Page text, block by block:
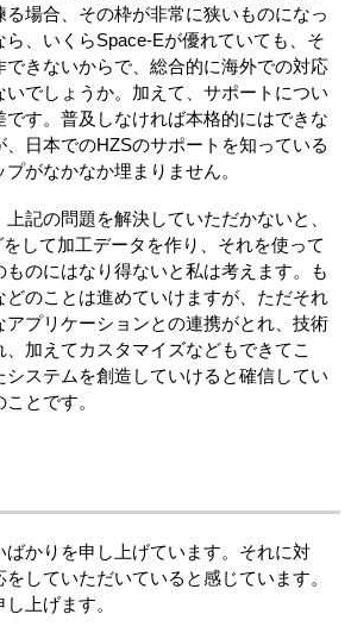
る場合、その枠が非常に狭いものになっ
、いくらSpace-Eが優れていても、そ
きないからで、総合的に海外での対応
いでしょうか。加えて、サポートについ
す。普及しなければ本格的にはできな
日本でのHZSのサポートを知っている
がなかなか埋まりません。
記の問題を解決していただかないと、
して加工データを作り、それを使って
のにはなり得ないと私は考えます。も
どのことは進めていけますが、ただそれ
アプリケーションとの連携がとれ、技術
加えてカスタマイズなどもできてこ
システムを創造していけると確信してい
とです。
ばかりを申し上げています。それに対
していただいていると感じています。
上げます。